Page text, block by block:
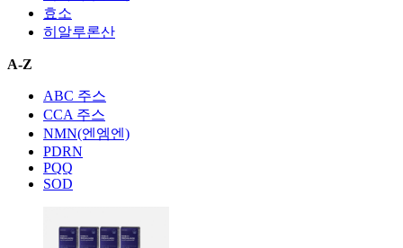
효소
히알루론산
A-Z
ABC 주스
CCA 주스
NMN(엔엠엔)
PDRN
PQQ
SOD